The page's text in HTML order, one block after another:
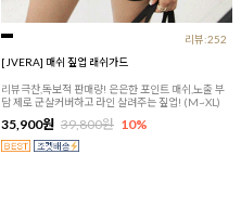
리뷰:252
[JVERA] 매쉬 짚업 래쉬가드
리뷰극찬,독보적 판매량! 은은한 포인트 매쉬,노출 부
담 제로 군살커버하고 라인 살려주는 짚업! (M~XL)
35,900원 39,800원 10%